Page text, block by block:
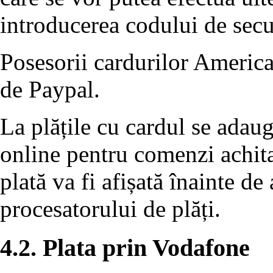
introducerea codului de
Posesorii cardurilor
de Paypal.
La plățile cu cardul se
online pentru comenzi
plată va fi afișată înainte
procesatorului de plăți.
4.2. Plata prin Vodafone